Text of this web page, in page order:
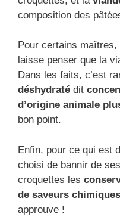
composition des
Pour certains
laisse penser que la
Dans les faits, c’est
déshydraté dit
d’origine animale
bon point.
Enfin, pour ce qui est
choisi de bannir de
croquettes les
de saveurs chimiques
approuve !